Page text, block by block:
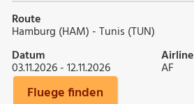
Route
Hamburg (HAM) - Tunis (TUN)
Datum
03.11.2026 - 12.11.2026
Airline
AF
Fluege finden